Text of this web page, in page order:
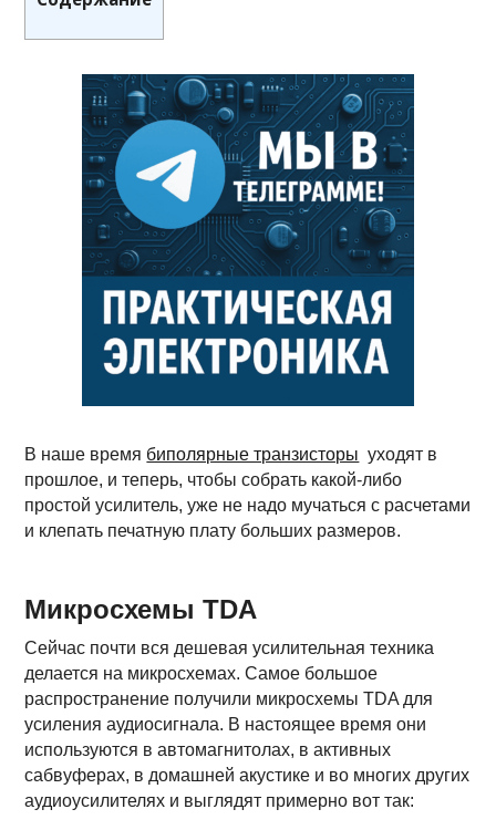
В наше время биполярные транзисторы уходят в
прошлое, и теперь, чтобы собрать какой-либо
простой усилитель, уже не надо мучаться с расчетами
и клепать печатную плату больших размеров.
Микросхемы TDA
Сейчас почти вся дешевая усилительная техника
делается на микросхемах. Самое большое
распространение получили микросхемы TDA для
усиления аудиосигнала. В настоящее время они
используются в автомагнитолах, в активных
сабвуферах, в домашней акустике и во многих других
аудиоусилителях и выглядят примерно вот так: